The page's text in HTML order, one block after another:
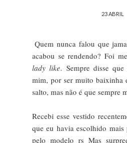
23 ABRIL
Quem nunca falou que
acabou se rendendo? Foi
lady like. Sempre disse
mim, por ser muito baixinha
salto, mas não é que sempre
Recebi esse vestido
que eu havia escolhido mais
pelo modelo rs Mas